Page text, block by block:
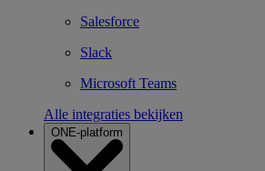
Salesforce
Slack
Microsoft Teams
Alle integraties bekijken
ONE-platform